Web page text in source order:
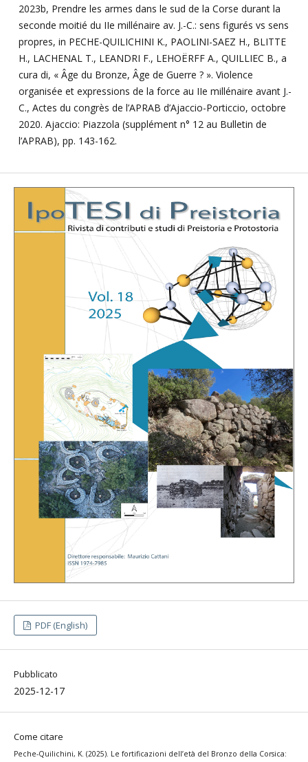
2023b, Prendre les armes dans le sud de la Corse durant la
seconde moitié du IIe millénaire av. J.-C.: sens figurés vs sens
propres, in PECHE-QUILICHINI K., PAOLINI-SAEZ H., BLITTE
H., LACHENAL T., LEANDRI F., LEHOËRFF A., QUILLIEC B., a
cura di, « Âge du Bronze, Âge de Guerre ? ». Violence
organisée et expressions de la force au IIe millénaire avant J.-
C., Actes du congrès de l’APRAB d’Ajaccio-Porticcio, octobre
2020. Ajaccio: Piazzola (supplément n° 12 au Bulletin de
l’APRAB), pp. 143-162.
PDF (English)
Pubblicato
2025-12-17
Come citare
Peche-Quilichini, K. (2025). Le fortificazioni dell’età del Bronzo della Corsica: